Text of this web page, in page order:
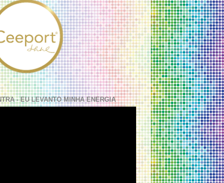
- EU LEVANTO MINHA ENERGIA